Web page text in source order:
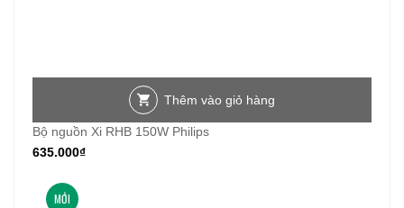
Thêm vào giỏ hàng
Bộ nguồn Xi RHB 150W Philips
635.000₫
MỚI